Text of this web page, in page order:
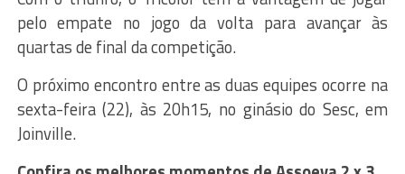
pelo empate no jogo da volta para avançar às
quartas de final da competição.
O próximo encontro entre as duas equipes ocorre na
sexta-feira (22), às 20h15, no ginásio do Sesc, em
Joinville.